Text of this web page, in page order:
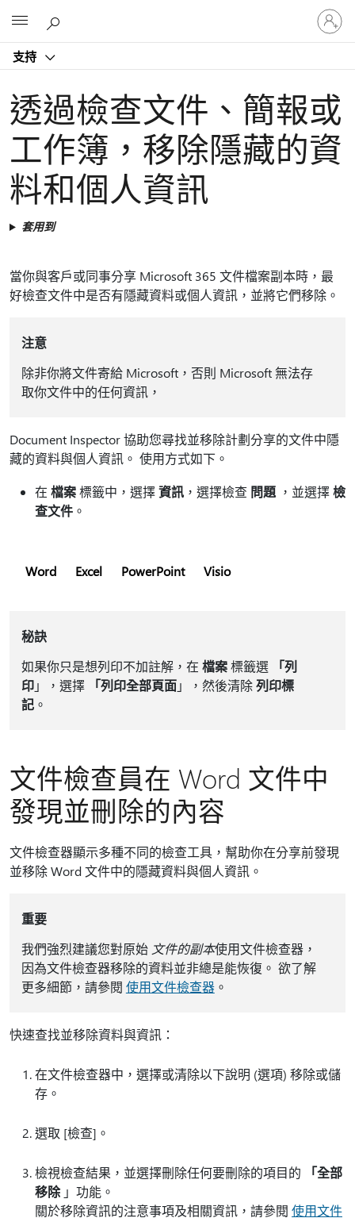
支持
登
入
您
透過檢查文件、簡報或
工作簿，移除隱藏的資
料和個人資訊
套用到
當你與客戶或同事分享 Microsoft 365 文件檔案副本時，最
好檢查文件中是否有隱藏資料或個人資訊，並將它們移除。
注意
除非你將文件寄給 Microsoft，否則 Microsoft 無法存
取你文件中的任何資訊，
Document Inspector 協助您尋找並移除計劃分享的文件中隱
藏的資料與個人資訊。 使用方式如下。
在 檔案標籤中，選擇資訊 ，選擇檢查 問題 ，並選擇檢
查文件 。
Word Excel PowerPoint Visio
秘訣
如果你只是想列印不加註解，在 檔案標籤選
「列
印」，選擇 「列印全部頁面」，然後清除列印標
記。
文件檢查員在 Word 文件中
發現並刪除的內容
文件檢查器顯示多種不同的檢查工具，幫助你在分享前發現
並移除 Word 文件中的隱藏資料與個人資訊。
重要
我們強烈建議您對原始 文件的副本使用文件檢查器，
因為文件檢查器移除的資料並非總是能恢復。 欲了解
更多細節，請參閱 使用文件檢查器。
快速查找並移除資料與資訊：
在文件檢查器中，選擇或清除以下說明 (選項) 移除或儲
存。
選取 [檢查] 。
檢視檢查結果，並選擇刪除任何要刪除的項目的
「全部
移除」功能。
關於移除資訊的注意事項及相關資訊，請參閱 使用文件